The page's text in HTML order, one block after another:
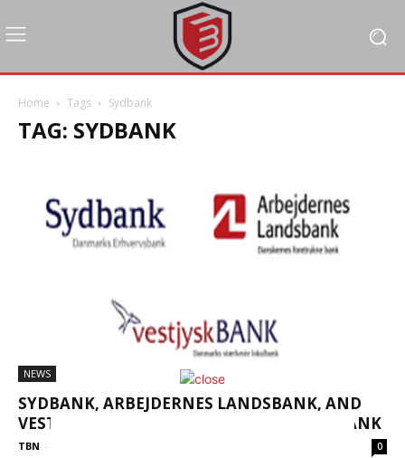
Home Tags Sydbank
TAG: SYDBANK
NEWS
SYDBANK, ARBEJDERNES LANDSBANK, AND
VESTJYSK BANK MERGE TO FORM AL SYDBANK
TBN - 0